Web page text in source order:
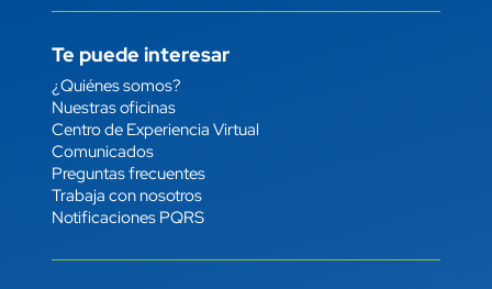
Te puede interesar
Enlace
¿Quiénes somos?
Nuestras oficinas
Centro de Experiencia Virtual
Comunicados
Preguntas frecuentes
Trabaja con nosotros
Notificaciones PQRS